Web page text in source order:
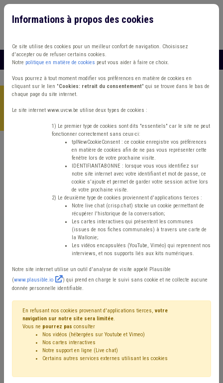
Accueil >Finances et fiscalité
ordinaires des communes wallonnes en fonction du nombre
Finances et fiscalité
Les dépenses
ordinaires des
communes wallonnes
en fonction du nombre
d'habitants
Mis en ligne le 17 Février 2023 - Julien FLAGOTHIER, Katlyn VAN
OVERMEIRE
Informations à propos des cookies
Ce site utilise des cookies pour un meilleur confort de navigation. Choisissez
d'accepter ou de refuser certains cookies.
Notre politique en matière de cookies peut vous aider à faire ce choix.
Vous pourrez à tout moment modifier vos préférences en matière de cookies en
cliquant sur le lien "Cookies: retrait du consentement" qui se trouve dans le bas de
chaque page du site internet.
Le site internet www.uvcw.be utilise deux types de cookies :
1) Le premier type de cookies sont dits "essentiels" car le site ne peut
fonctionner correctement sans ceux-ci:
tplNewCookieConsent : ce cookie enregistre vos préférences
en matière de cookies afin de ne pas vous représenter cette
fenêtre lors de votre prochaine visite.
IDENTIFIANTABONNE : lorsque vous vous identifiez sur
notre site internet avec votre identifiant et mot de passe, ce
cookie s'ajoute et permet de garder votre session active lors
de votre prochaine visite.
2) Le deuxième type de cookies proviennent d'applications tierces :
Notre live chat (crisp.chat) stocke un cookie permettant de
récupérer l'historique de la conversation;
Les cartes interactives qui présentent les communes
(issues de nos fiches communales) à travers une carte de
la Wallonie;
Les vidéos encapsulées (YouTube, Viméo) qui reprennent nos
interviews, et nos supports liés aux kits numériques.
Notre site internet utilise un outil d'analyse de visite appelé Plausible
(www.plausible.io
) qui prend en charge le suivi sans cookie et ne collecte aucune
donnée personnelle identifiable.
En refusant nos cookies provenant d'applications tierces, votre
navigation sur notre site sera limitée.
Vous ne pourrez pas consulter
Nos vidéos (hébergées sur Youtube et Vimeo)
Nos cartes interactives
Notre support en ligne (Live chat)
Certains autres services externes utilisant les cookies